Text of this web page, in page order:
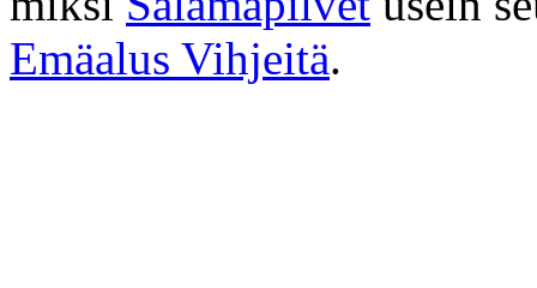
Emäalus Vihjeitä.